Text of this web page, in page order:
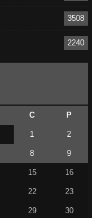
3508
2240
C P
1 2
8 9
15 16
22 23
29 30